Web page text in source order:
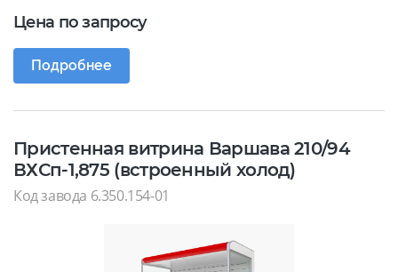
Цена по запросу
Подробнее
Пристенная витрина Варшава 210/94
ВХСп-1,875 (встроенный холод)
Код завода 6.350.154-01